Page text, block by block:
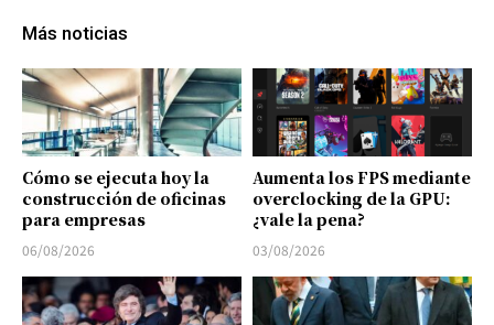
Más noticias
Cómo se ejecuta hoy la
construcción de oficinas
para empresas
06/08/2026
Aumenta los FPS mediante
overclocking de la GPU:
¿vale la pena?
03/08/2026